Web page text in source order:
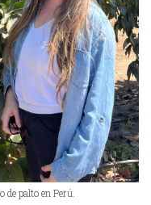
palto en Perú.